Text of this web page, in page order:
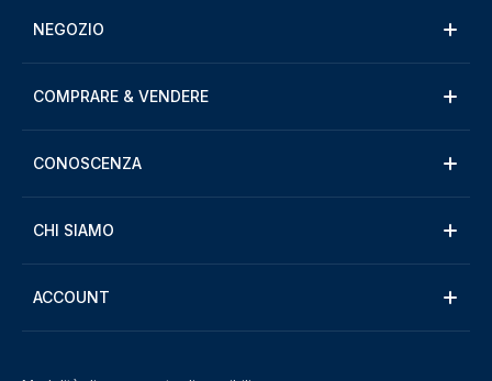
NEGOZIO
COMPRARE & VENDERE
CONOSCENZA
CHI SIAMO
ACCOUNT